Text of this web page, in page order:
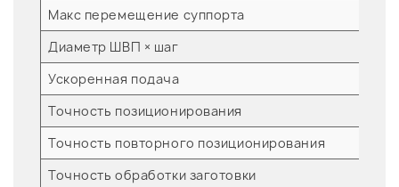
Макс перемещение суппорта
Диаметр ШВП × шаг
Ускоренная подача
Точность позиционирования
Точность повторного позиционирования
Точность обработки заготовки